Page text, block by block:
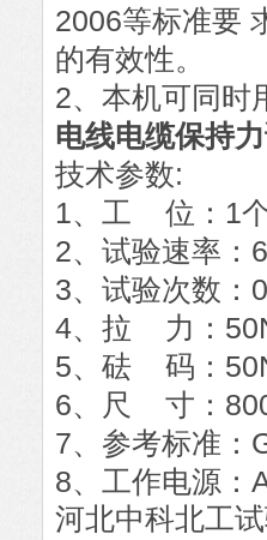
2006等标准要
的有效性。
2、本机可同时
电线电缆保持
技术参数:
1、工 位：1
2、试验速率：
3、试验次数：
4、拉 力：
5、砝 码：
6、尺 寸：
7、参考标准：
8、工作电源：
河北中科北工